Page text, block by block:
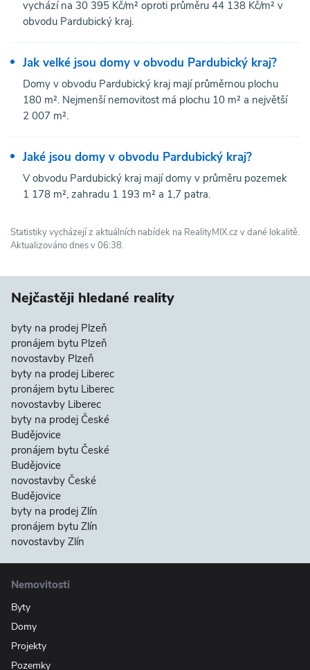
vychází na 30 395 Kč/m² oproti průměru 44 138 Kč/m² v
obvodu Pardubický kraj.
Jak velké jsou domy v obvodu Pardubický kraj?
Domy v obvodu Pardubický kraj mají průměrnou plochu
180 m². Nejmenší nemovitost má plochu 10 m² a největší
2 007 m².
Jaké jsou domy v obvodu Pardubický kraj?
V obvodu Pardubický kraj mají domy v průměru pozemek
1 178 m², zahradu 1 193 m² a 1,7 patra.
Statistiky vycházejí z aktuálních nabídek na RealityMIX.cz v dané lokalitě.
Aktualizováno dnes v 06:38.
Nejčastěji hledané reality
byty na prodej Plzeň
pronájem bytu Plzeň
novostavby Plzeň
byty na prodej Liberec
pronájem bytu Liberec
novostavby Liberec
byty na prodej České
Budějovice
pronájem bytu České
Budějovice
novostavby České
Budějovice
byty na prodej Zlín
pronájem bytu Zlín
novostavby Zlín
Nemovitosti
Byty
Domy
Projekty
Pozemky